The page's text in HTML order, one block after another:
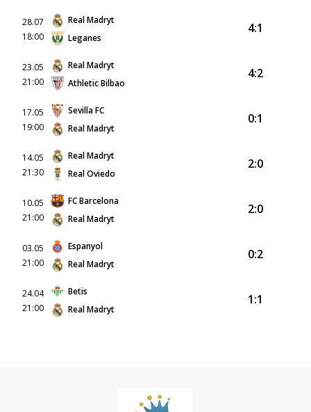
28.07
18:00
Real Madryt
Leganes
4:1
23.05
21:00
Real Madryt
Athletic Bilbao
4:2
17.05
19:00
Sevilla FC
Real Madryt
0:1
14.05
21:30
Real Madryt
Real Oviedo
2:0
10.05
21:00
FC Barcelona
Real Madryt
2:0
03.05
21:00
Espanyol
Real Madryt
0:2
24.04
21:00
Betis
Real Madryt
1:1